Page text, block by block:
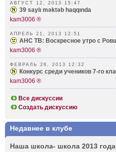
АВГУСТ 12, 2013 15:47
39 saylı məktəb haqqında
kam3006 ®
АПРЕЛЬ 21, 2013 12:51
АНС ТВ: Воскресное утро с
kam3006 ®
ФЕВРАЛЬ 26, 2013 12:32
Конкурс среди учеников 7-го
kam3006 ®
Все дискуссии
Создать дискуссию
Недавнее в клубе
Наша школа- школа 2013 года